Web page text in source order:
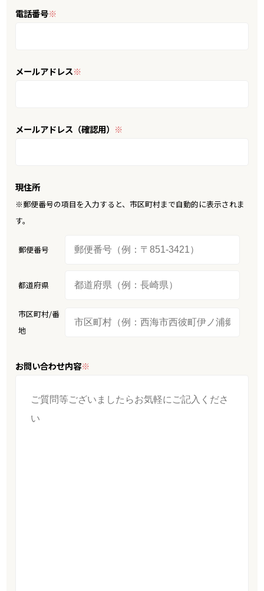
電話番号※
メールアドレス※
メールアドレス（確認用） ※
現住所
※郵便番号の項目を入力すると、市区町村まで自動的に表示されま
す。
郵便番号
都道府県
市区町村/番
地
お問い合わせ内容※